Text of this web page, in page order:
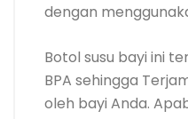
dengan
Botol susu bayi ini
BPA sehingga
oleh bayi Anda.